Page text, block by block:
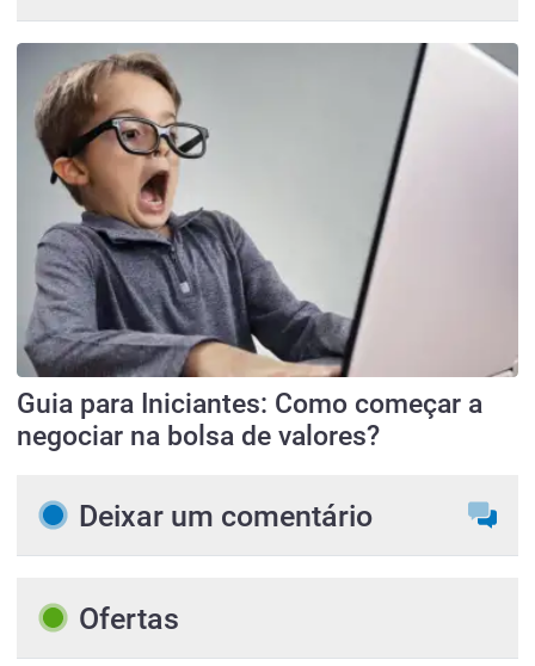
Guia para Iniciantes: Como começar a
negociar na bolsa de valores?
Deixar um comentário
Ofertas